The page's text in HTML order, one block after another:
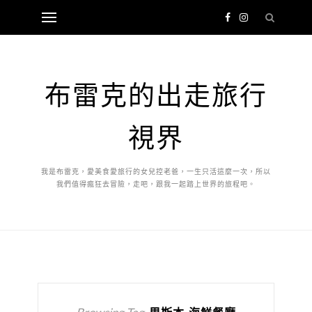
布雷克的出走旅行
視界
我是布雷克，愛美食愛旅行的女兒控老爸，一生只活這麼一次，所以
我們值得瘋狂去冒險，走吧，跟我一起踏上世界的旅程吧。